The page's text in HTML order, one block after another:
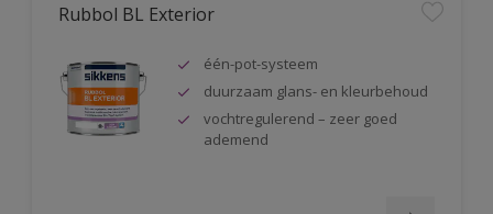
Rubbol BL Exterior
één-pot-systeem
duurzaam glans- en kleurbehoud
vochtregulerend – zeer goed
ademend